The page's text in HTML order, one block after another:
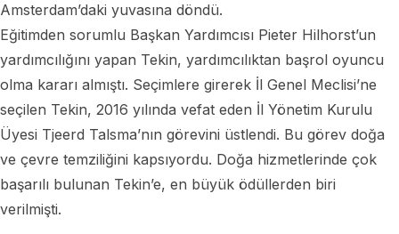
Amsterdam’daki yuvasına döndü.
Eğitimden sorumlu Başkan Yardımcısı Pieter Hilhorst’un
yardımcılığını yapan Tekin, yardımcılıktan başrol oyuncu
olma kararı almıştı. Seçimlere girerek İl Genel Meclisi’ne
seçilen Tekin, 2016 yılında vefat eden İl Yönetim Kurulu
Üyesi Tjeerd Talsma’nın görevini üstlendi. Bu görev doğa
ve çevre temziliğini kapsıyordu. Doğa hizmetlerinde çok
başarılı bulunan Tekin’e, en büyük ödüllerden biri
verilmişti.